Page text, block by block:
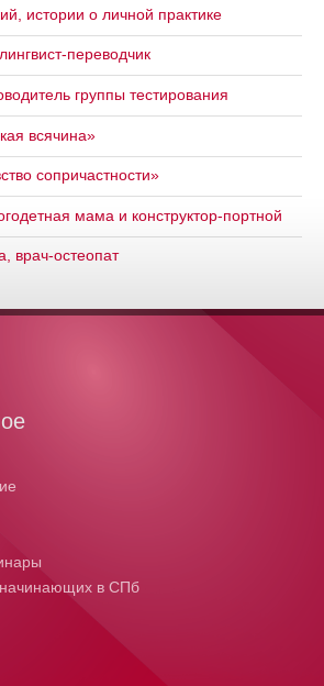
истории о личной практике
переводчик
группы тестирования
всячина»
сопричастности»
мама и конструктор-портной
врач-остеопат
в СПб